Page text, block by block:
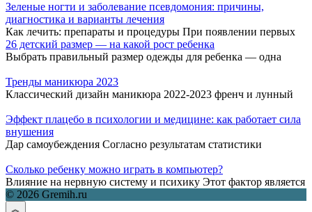
Зеленые ногти и заболевание псевдомония: причины,
диагностика и варианты лечения
Как лечить: препараты и процедуры При появлении первых
26 детский размер — на какой рост ребенка
Выбрать правильный размер одежды для ребенка — одна
Тренды маникюра 2023
Классический дизайн маникюра 2022-2023 френч и лунный
Эффект плацебо в психологии и медицине: как работает сила
внушения
Дар самоубеждения Согласно результатам статистики
Сколько ребенку можно играть в компьютер?
Влияние на нервную систему и психику Этот фактор является
© 2026 Gremih.ru